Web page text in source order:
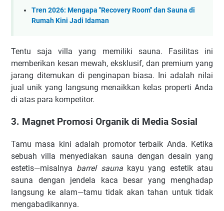
Tren 2026: Mengapa "Recovery Room" dan Sauna di
Rumah Kini Jadi Idaman
Tentu saja villa yang memiliki sauna. Fasilitas ini
memberikan kesan mewah, eksklusif, dan premium yang
jarang ditemukan di penginapan biasa. Ini adalah nilai
jual unik yang langsung menaikkan kelas properti Anda
di atas para kompetitor.
3. Magnet Promosi Organik di Media Sosial
Tamu masa kini adalah promotor terbaik Anda. Ketika
sebuah villa menyediakan sauna dengan desain yang
estetis—misalnya barrel saunakayu yang estetik atau
sauna dengan jendela kaca besar yang menghadap
langsung ke alam—tamu tidak akan tahan untuk tidak
mengabadikannya.